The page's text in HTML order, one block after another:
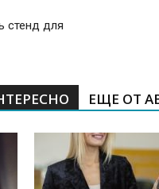
стенд для
ЕЩЕ ОТ